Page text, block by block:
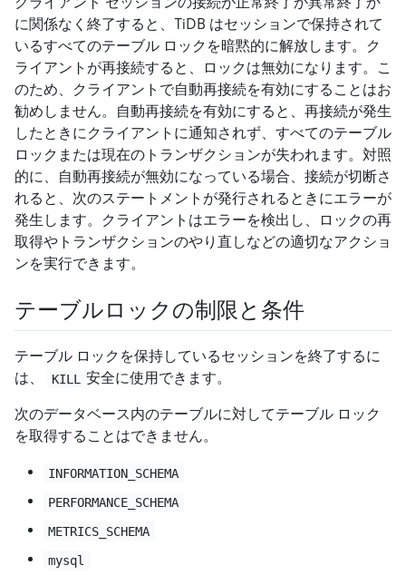
に関係なく終了すると、TiDB はセッションで保持されて
いるすべてのテーブル ロックを暗黙的に解放します。ク
ライアントが再接続すると、ロックは無効になります。こ
のため、クライアントで自動再接続を有効にすることはお
勧めしません。自動再接続を有効にすると、再接続が発生
したときにクライアントに通知されず、すべてのテーブル
ロックまたは現在のトランザクションが失われます。対照
的に、自動再接続が無効になっている場合、接続が切断さ
れると、次のステートメントが発行されるときにエラーが
発生します。クライアントはエラーを検出し、ロックの再
取得やトランザクションのやり直しなどの適切なアクショ
ンを実行できます。
テーブルロックの制限と条件
テーブル ロックを保持しているセッションを終了するに
は、
KILL 安全に使用できます。
次のデータベース内のテーブルに対してテーブル ロック
を取得することはできません。
INFORMATION_SCHEMA
PERFORMANCE_SCHEMA
METRICS_SCHEMA
mysql